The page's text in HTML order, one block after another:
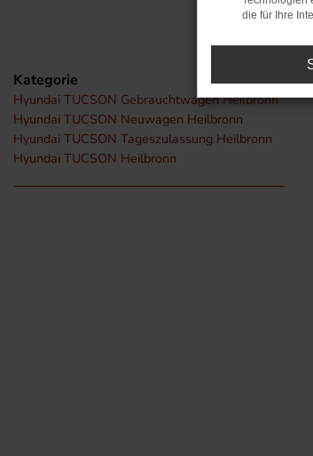
Kategorie
Hyundai TUCSON Gebrauchtwagen Heilbronn
Hyundai TUCSON Neuwagen Heilbronn
Hyundai TUCSON Tageszulassung Heilbronn
Hyundai TUCSON Heilbronn
die für Ihre